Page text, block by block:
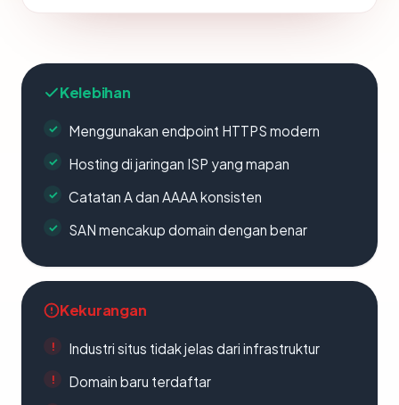
Kelebihan
Menggunakan endpoint HTTPS modern
Hosting di jaringan ISP yang mapan
Catatan A dan AAAA konsisten
SAN mencakup domain dengan benar
Kekurangan
Industri situs tidak jelas dari infrastruktur
Domain baru terdaftar